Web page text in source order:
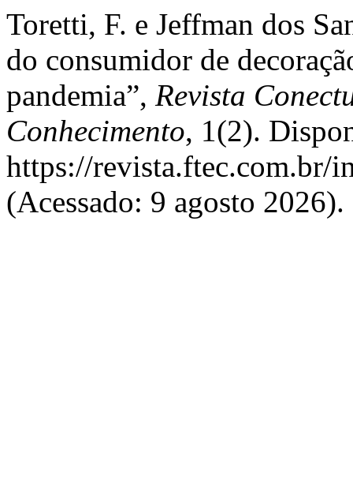
Toretti, F. e Jeffman dos
do consumidor de
pandemia”, Revista
Conhecimento, 1(2).
https://revista.ftec.com.br/
(Acessado: 9 agosto 2026).